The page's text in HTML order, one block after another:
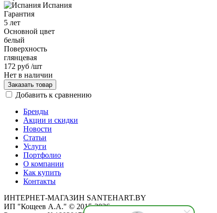
Испания
Гарантия
5 лет
Основной цвет
белый
Поверхность
глянцевая
172 руб /шт
Нет в наличии
Заказать товар
Добавить к сравнению
Бренды
Акции и скидки
Новости
Статьи
Услуги
Портфолио
О компании
Как купить
Контакты
ИНТЕРНЕТ-МАГАЗИН SANTEHART.BY
ИП "Кощеев А.А." © 2015-2026